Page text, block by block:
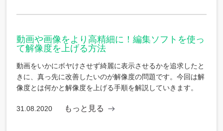
動画や画像をより高精細に！編集ソフトを使っ
て解像度を上げる方法
動画をいかにボヤけさせず綺麗に表示させるかを追求したと
きに、真っ先に改善したいのが解像度の問題です。今回は解
像度とは何かと解像度を上げる手順を解説していきます。
31.08.2020 もっと見る